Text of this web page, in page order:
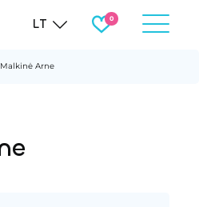
LT
Malkinė Arne